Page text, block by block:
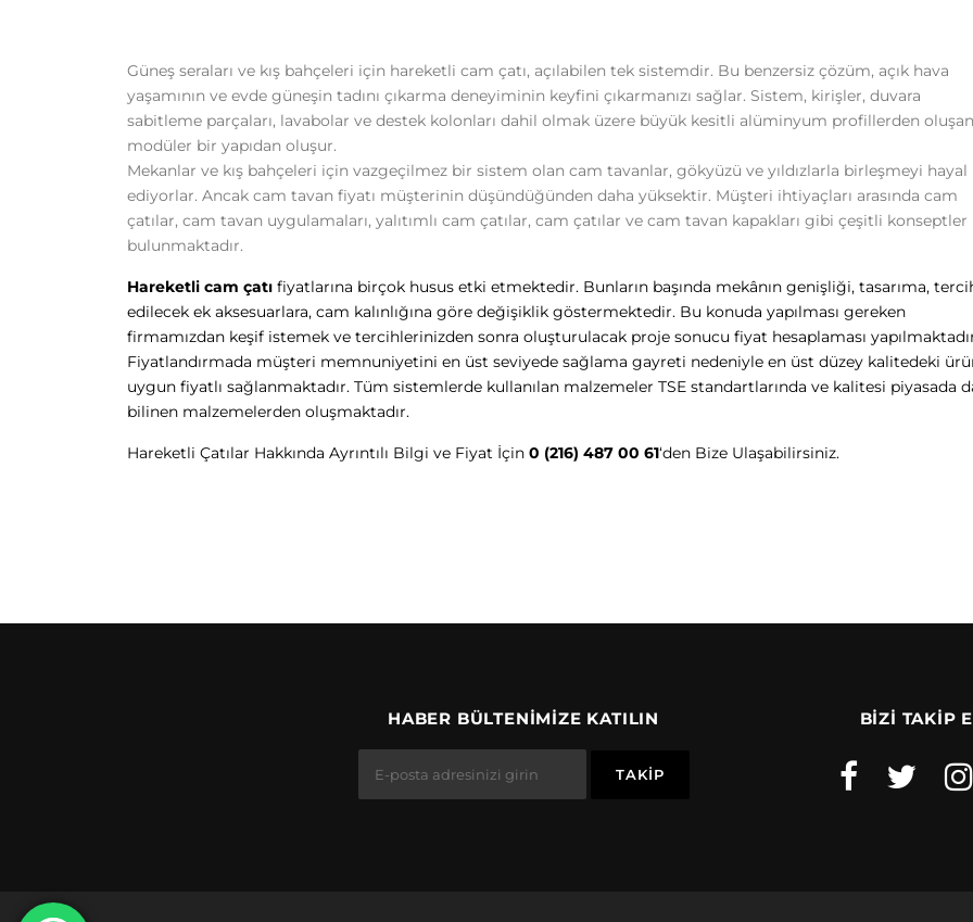
Güneş seraları ve kış bahçeleri için hareketli cam çatı, açılabilen tek sistemdir. Bu benzersiz çözüm, açık hava
yaşamının ve evde güneşin tadını çıkarma deneyiminin keyfini çıkarmanızı sağlar. Sistem, kirişler, duvara
sabitleme parçaları, lavabolar ve destek kolonları dahil olmak üzere büyük kesitli alüminyum profillerden oluşan
modüler bir yapıdan oluşur.
Mekanlar ve kış bahçeleri için vazgeçilmez bir sistem olan cam tavanlar, gökyüzü ve yıldızlarla birleşmeyi hayal
ediyorlar. Ancak cam tavan fiyatı müşterinin düşündüğünden daha yüksektir. Müşteri ihtiyaçları arasında cam
çatılar, cam tavan uygulamaları, yalıtımlı cam çatılar, cam çatılar ve cam tavan kapakları gibi çeşitli konseptler
bulunmaktadır.
Hareketli cam çatı fiyatlarına birçok husus etki etmektedir. Bunların başında mekânın genişliği, tasarıma,
edilecek ek aksesuarlara, cam kalınlığına göre değişiklik göstermektedir. Bu konuda yapılması gereken
firmamızdan keşif istemek ve tercihlerinizden sonra oluşturulacak proje sonucu fiyat hesaplaması
Fiyatlandırmada müşteri memnuniyetini en üst seviyede sağlama gayreti nedeniyle en üst düzey kalitedeki
uygun fiyatlı sağlanmaktadır. Tüm sistemlerde kullanılan malzemeler TSE standartlarında ve kalitesi piyasada
bilinen malzemelerden oluşmaktadır.
Hareketli Çatılar Hakkında Ayrıntılı Bilgi ve Fiyat İçin 0 (216) 487 00 61‘den Bize Ulaşabilirsiniz.
HABER BÜLTENIMIZE KATILIN BIZI TAKIP